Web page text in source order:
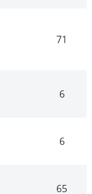
71
6
6
65